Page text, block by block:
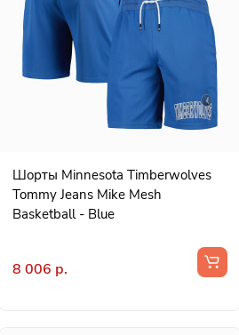
Шорты Minnesota Timberwolves
Tommy Jeans Mike Mesh
Basketball - Blue
8 006 р.